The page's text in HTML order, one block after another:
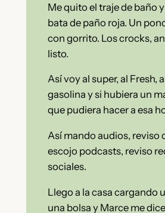
Me quito el traje de baño
bata de paño roja. Un
con gorrito. Los crocks,
listo.
Así voy al super, al Fresh,
gasolina y si hubiera un
que pudiera hacer a esa
Así mando audios, reviso
escojo podcasts, reviso
sociales.
Llego a la casa cargando
una bolsa y Marce me